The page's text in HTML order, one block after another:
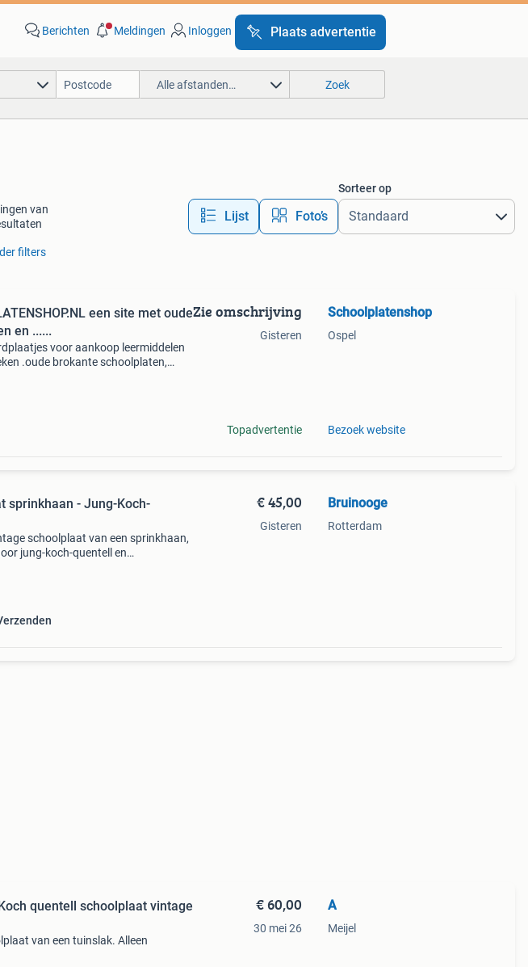
Berichten Meldingen Inloggen Plaats advertentie
Alle afstanden… Zoek
van
Lijst Foto’s
Sorteer op
filters
een site met oude
en ......
voor aankoop leermiddelen
.oude brokante schoolplaten,
Zie omschrijving
Gisteren
Topadvertentie
Schoolplatenshop
Ospel
Bezoek website
sprinkhaan - Jung-Koch-
schoolplaat van een sprinkhaan,
jung-koch-quentell en
€ 45,00
Gisteren
Bruinooge
Rotterdam
quentell schoolplaat vintage
van een tuinslak. Alleen
€ 60,00
30 mei 26
A
Meijel